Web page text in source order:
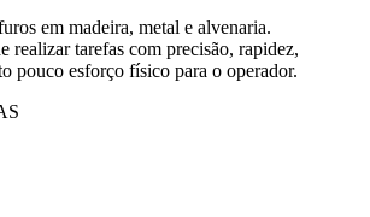
em madeira, metal e alvenaria.
realizar tarefas com precisão, rapidez,
pouco esforço físico para o operador.